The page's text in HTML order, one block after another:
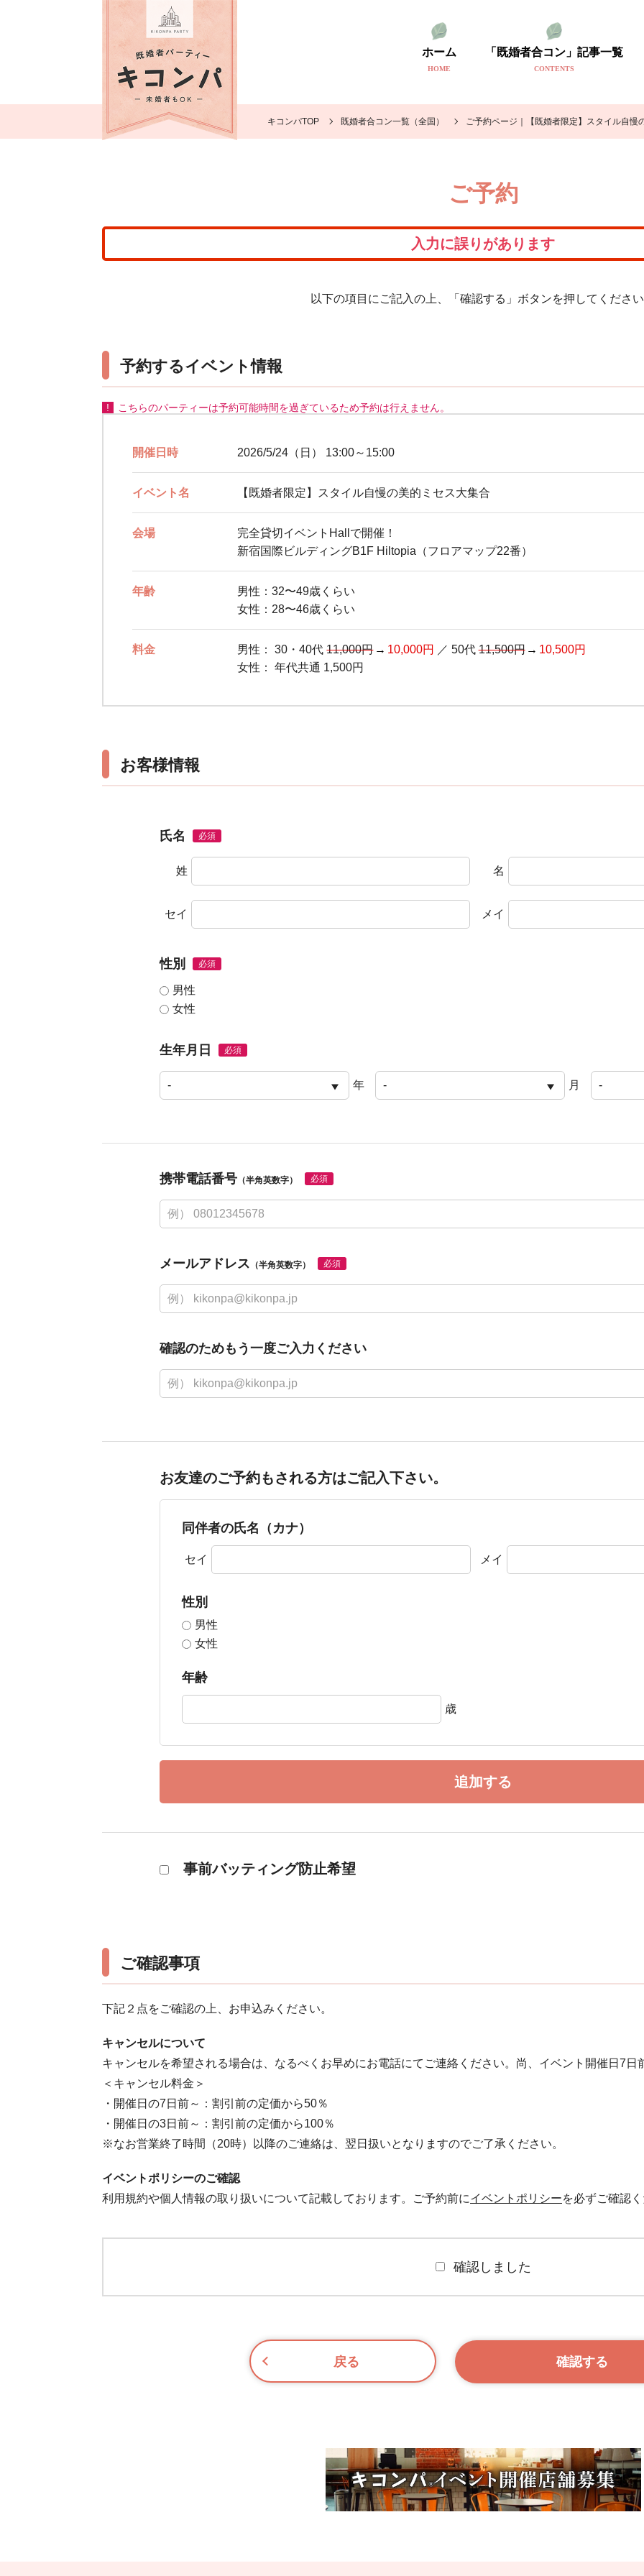
ホーム
HOME
「既婚者合コン」記事一覧
CONTENTS
キコンパTOP 既婚者合コン一覧（全国） ご予約ページ｜【既婚者限定】スタイル自慢
ご予約
入力に誤りがあります
以下の項目にご記入の上、「確認する」ボタンを押してくださ
予約するイベント情報
こちらのパーティーは予約可能時間を過ぎているため予約は行えません。
開催日時 2026/5/24（日） 13:00～15:00
イベント名 【既婚者限定】スタイル自慢の美的ミセス大集合
会場
完全貸切イベントHallで開催！
新宿国際ビルディングB1F Hiltopia（フロアマップ22番）
年齢
男性：32〜49歳くらい
女性：28〜46歳くらい
料金 男性： 30・40代11,000円 10,000円 ／ 50代11,500円
10,500円
女性：
年代共通 1,500円
お客様情報
氏名 必須
姓 名
セイ メイ
性別 必須
男性
女性
生年月日 必須
年 月
携帯電話番号 （半角英数字） 必須
メールアドレス （半角英数字） 必須
確認のためもう一度ご入力ください
お友達のご予約もされる方はご記入下さい。
同伴者の氏名（カナ）
セイ メイ
性別
男性
女性
年齢
歳
追加する
事前バッティング防止希望
ご確認事項
下記２点をご確認の上、お申込みください。
キャンセルについて
キャンセルを希望される場合は、なるべくお早めにお電話にてご連絡ください。 尚、イベント開催日7
＜キャンセル料金＞
・開催日の7日前～：割引前の定価から50％
・開催日の3日前～：割引前の定価から100％
※なお営業終了時間（20時）以降のご連絡は、翌日扱いとなりますのでご了承ください。
イベントポリシーのご確認
利用規約や個人情報の取り扱いについて記載しております。ご予約前にイベントポリシーを必ずご確認
確認しました